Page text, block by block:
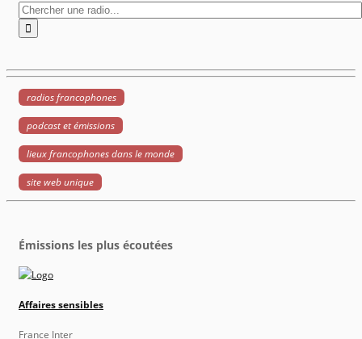
radios francophones
podcast et émissions
lieux francophones dans le monde
site web unique
Émissions les plus écoutées
Affaires sensibles
France Inter